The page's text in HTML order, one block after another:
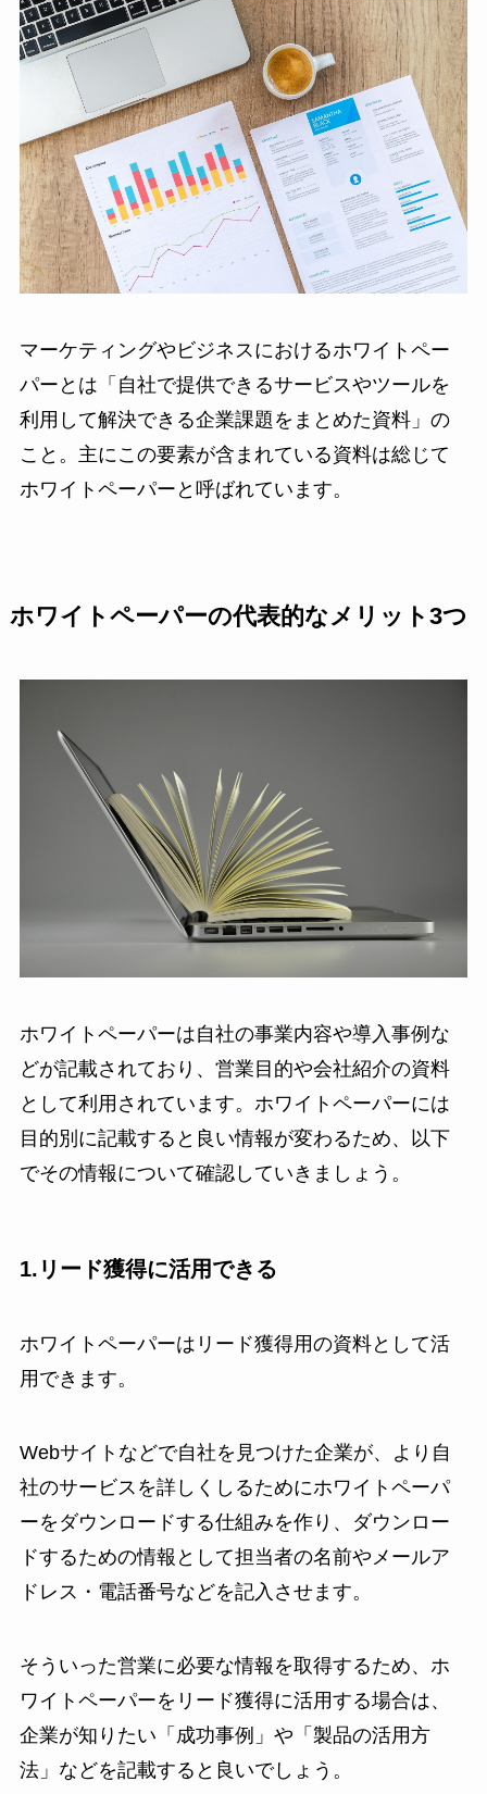
マーケティングやビジネスにおけるホワイトペー
パーとは「自社で提供できるサービスやツールを
利用して解決できる企業課題をまとめた資料」の
こと。主にこの要素が含まれている資料は総じて
ホワイトペーパーと呼ばれています。
ホワイトペーパーの代表的なメリット3つ
ホワイトペーパーは自社の事業内容や導入事例な
どが記載されており、営業目的や会社紹介の資料
として利用されています。ホワイトペーパーには
目的別に記載すると良い情報が変わるため、以下
でその情報について確認していきましょう。
1.リード獲得に活用できる
ホワイトペーパーはリード獲得用の資料として活
用できます。
Webサイトなどで自社を見つけた企業が、より自
社のサービスを詳しくしるためにホワイトペーパ
ーをダウンロードする仕組みを作り、ダウンロー
ドするための情報として担当者の名前やメールア
ドレス・電話番号などを記入させます。
そういった営業に必要な情報を取得するため、ホ
ワイトペーパーをリード獲得に活用する場合は、
企業が知りたい「成功事例」や「製品の活用方
法」などを記載すると良いでしょう。